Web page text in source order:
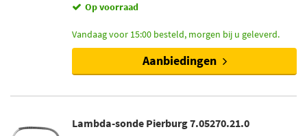
Op voorraad
Vandaag voor 15:00 besteld, morgen bij u geleverd.
Aanbiedingen
Lambda-sonde Pierburg 7.05270.21.0